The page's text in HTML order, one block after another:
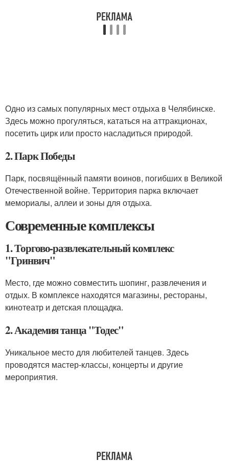
Одно из самых популярных мест отдыха в Челябинске.
Здесь можно прогуляться, кататься на аттракционах,
посетить цирк или просто насладиться природой.
2. Парк Победы
Парк, посвящённый памяти воинов, погибших в Великой
Отечественной войне. Территория парка включает
мемориалы, аллеи и зоны для отдыха.
Современные комплексы
1. Торгово-развлекательный комплекс
"Гринвич"
Место, где можно совместить шопинг, развлечения и
отдых. В комплексе находятся магазины, рестораны,
кинотеатр и детская площадка.
2. Академия танца "Тодес"
Уникальное место для любителей танцев. Здесь
проводятся мастер-классы, концерты и другие
мероприятия.